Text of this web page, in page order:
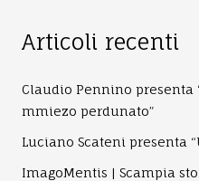
Articoli recenti
Claudio Pennino presenta
mmiezo perdunato”
Luciano Scateni presenta
ImagoMentis | Scampia